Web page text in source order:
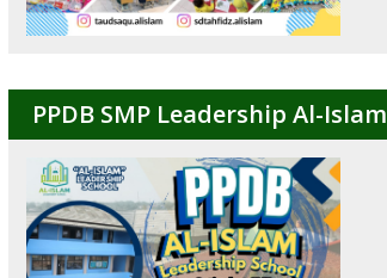
PPDB SMP Leadership Al-Islam